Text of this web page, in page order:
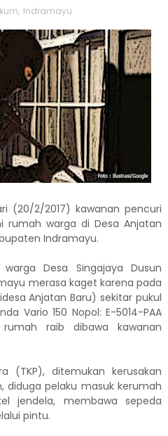
, Indramayu
(20/2/2017) kawanan pencuri
rumah warga di Desa Anjatan
Indramayu.
Desa Singajaya Dusun
merasa kaget karena pada
Anjatan Baru) sekitar pukul
Vario 150 Nopol: E-5014-PAA
raib dibawa kawanan
(TKP), ditemukan kerusakan
diduga pelaku masuk kerumah
jendela, membawa sepeda
pintu.